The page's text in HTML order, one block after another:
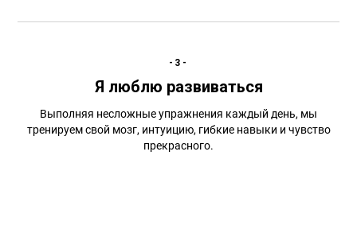
-3-
Я люблю развиваться
Выполняя несложные упражнения каждый день, мы
тренируем свой мозг, интуицию, гибкие навыки и чувство
прекрасного.